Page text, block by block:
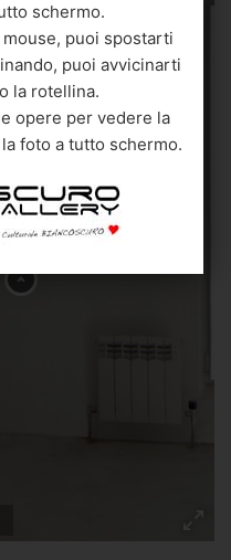
con figuranti"
2000
schermo.
puoi spostarti
puoi avvicinarti
la rotellina.
opere per vedere la
foto a tutto schermo.